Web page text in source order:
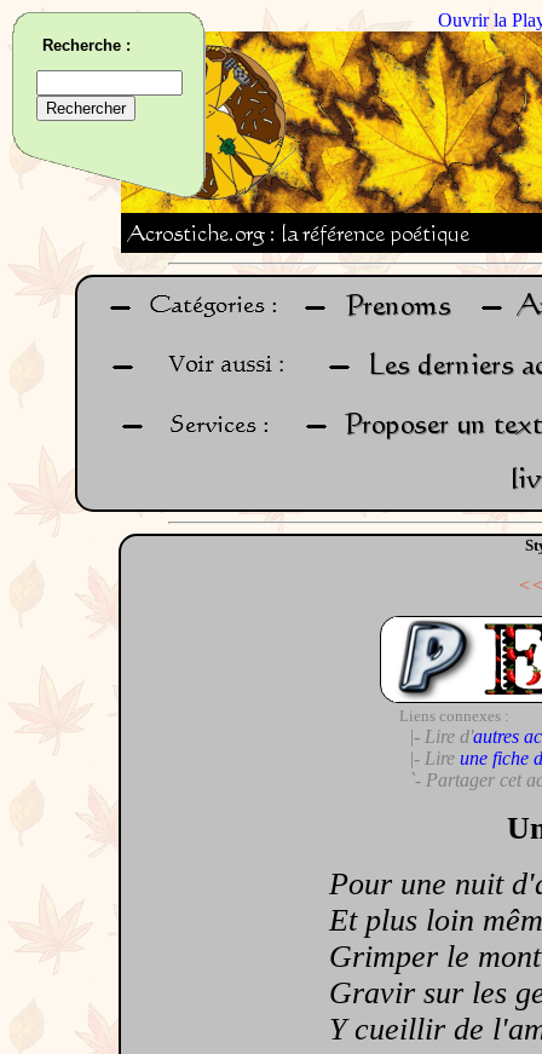
Ouvrir la
Liens connexes :
|- Lire d'autres
|- Lire une fiche
`- Partager cet
Pour une nuit
Et plus loin
Grimper le mont
Gravir sur les
Y cueillir de
Recherche :